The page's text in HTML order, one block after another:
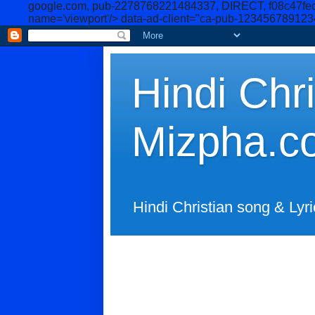
google.com, pub-2278768221484337, DIRECT,
name='viewport'/> data-ad-client="ca-pub-
Hindi
Hindi Christian song &